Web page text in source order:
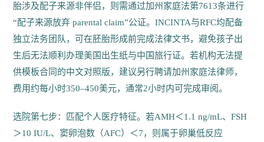
胎涉及配子来源非伴侣，则需通过加州家庭法第7613条进行
“配子来源放弃 parental claim”公证。INCINTA与RFC均配备
独立法务团队，可在胚胎形成前完成法律文书，避免孩子出
生后无法顺利办理美国出生纸与中国旅行证。若机构无法提
供模板合同的中文对照版，建议另行聘请加州家庭法律师，
费用约每小时350–450美元，通常2小时内可完成审阅。
选院第七步：匹配个人医疗特征。若AMH＜1.1 ng/mL、FSH
＞10 IU/L、窦卵泡数（AFC）＜7，则属于卵巢低反应